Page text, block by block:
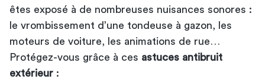
êtes exposé à de nombreuses nuisances sonores :
le vrombissement d’une tondeuse à gazon, les
moteurs de voiture, les animations de rue…
Protégez-vous grâce à ces astuces antibruit
extérieur :